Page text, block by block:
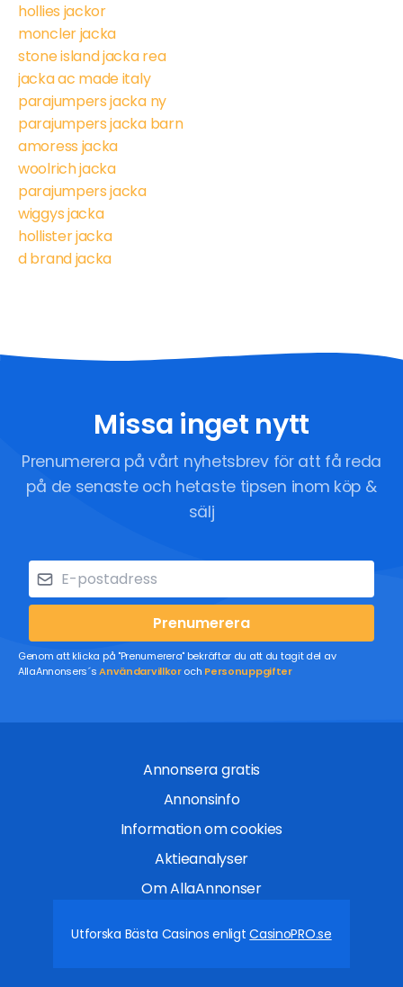
hollies jackor
moncler jacka
stone island jacka rea
jacka ac made italy
parajumpers jacka ny
parajumpers jacka barn
amoress jacka
woolrich jacka
parajumpers jacka
wiggys jacka
hollister jacka
d brand jacka
Missa inget nytt
Prenumerera på vårt nyhetsbrev för att få reda
på de senaste och hetaste tipsen inom köp &
sälj
Prenumerera
Genom att klicka på "Prenumerera" bekräftar du att du tagit del av
AllaAnnonsers´sAnvändarvillkoroch Personuppgifter
Annonsera gratis
Annonsinfo
Information om cookies
Aktieanalyser
Om AllaAnnonser
Utforska Bästa Casinos enligtCasinoPRO.se